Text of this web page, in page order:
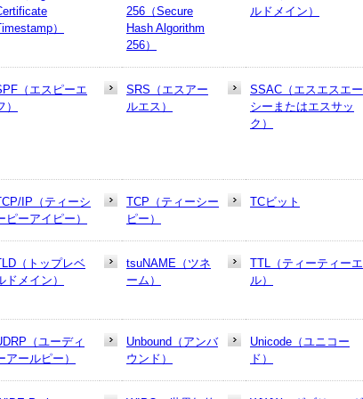
）
256（Secure
Hash Algorithm
256）
ルドメイン）
（エスピーエ
）
SRS（エスアー
ルエス）
SSAC（エスエスエー
シーまたはエスサッ
ク）
IP（ティーシ
ピーアイピー）
TCP（ティーシー
ピー）
TCビット
（トップレベ
ドメイン）
tsuNAME（ツネ
ーム）
TTL（ティーティーエ
ル）
（ユーディ
アールピー）
Unbound（アンバ
ウンド）
Unicode（ユニコー
ド）